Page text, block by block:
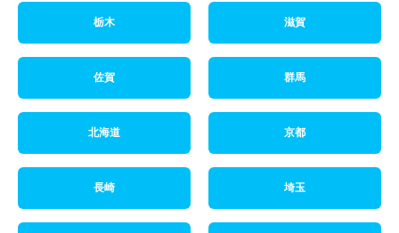
栃木 滋賀
佐賀 群馬
北海道 京都
長崎 埼玉